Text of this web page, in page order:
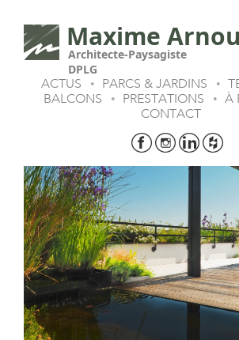
Maxime
Architecte-Paysagiste
DPLG
ACTUS
• PARCS & JARDINS •
BALCONS
• PRESTATIONS • À
CONTACT